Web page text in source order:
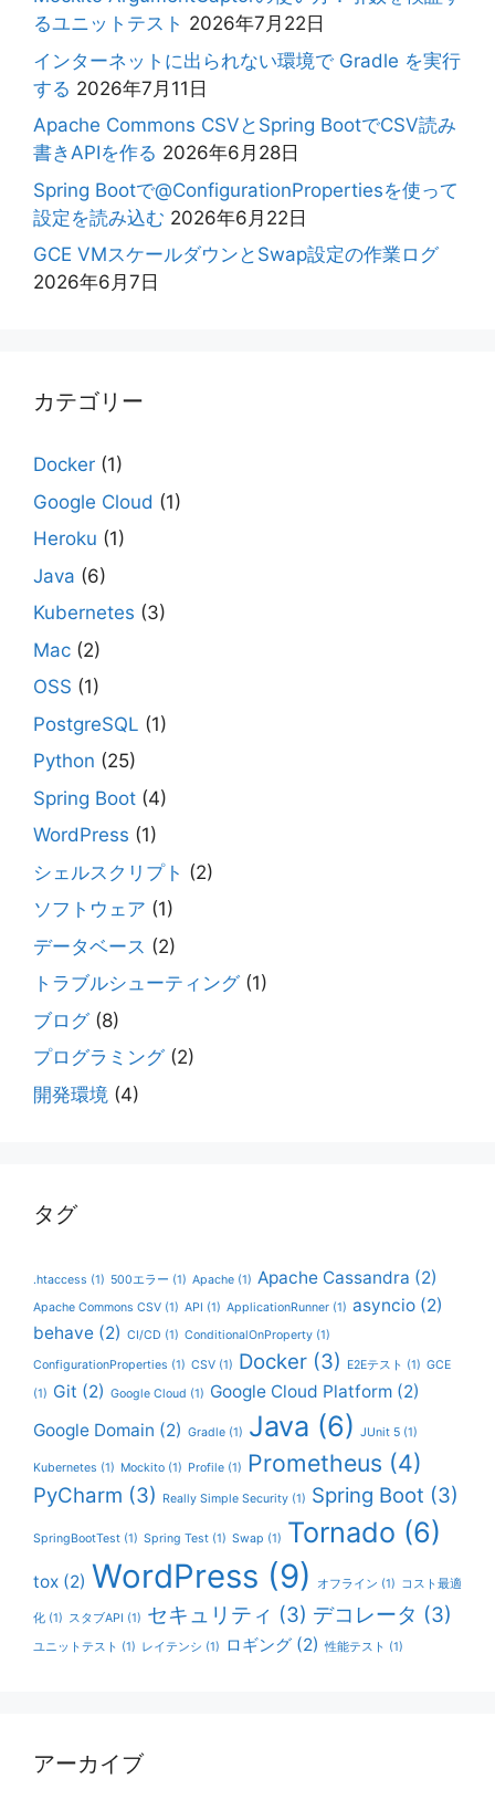
るユニットテスト 2026年7月22日
インターネットに出られない環境で Gradle を実行
する 2026年7月11日
Apache Commons CSVとSpring BootでCSV読み
書きAPIを作る 2026年6月28日
Spring Bootで@ConfigurationPropertiesを使って
設定を読み込む 2026年6月22日
GCE VMスケールダウンとSwap設定の作業ログ
2026年6月7日
カテゴリー
Docker (1)
Google Cloud (1)
Heroku (1)
Java (6)
Kubernetes (3)
Mac (2)
OSS (1)
PostgreSQL (1)
Python (25)
Spring Boot (4)
WordPress (1)
シェルスクリプト (2)
ソフトウェア (1)
データベース (2)
トラブルシューティング(1)
ブログ(8)
プログラミング(2)
開発環境 (4)
タグ
.htaccess (1) 500エラー (1) Apache (1) Apache Cassandra (2)
Apache Commons CSV (1) API (1) ApplicationRunner (1) asyncio (2)
behave (2) CI/CD (1) ConditionalOnProperty (1)
ConfigurationProperties (1) CSV (1) Docker (3) E2Eテスト (1) GCE
(1) Git (2) Google Cloud (1) Google Cloud Platform (2)
Google Domain (2) Gradle (1) Java (6) JUnit 5 (1)
Kubernetes (1) Mockito (1) Profile (1) Prometheus (4)
PyCharm (3) Really Simple Security (1) Spring Boot (3)
SpringBootTest (1) Spring Test (1) Swap (1) Tornado (6)
tox (2) WordPress (9) オフライン (1) コスト最適
化 (1) スタブAPI (1) セキュリティ (3) デコレータ (3)
ユニットテスト (1) レイテンシ (1) ロギング (2) 性能テスト (1)
アーカイブ